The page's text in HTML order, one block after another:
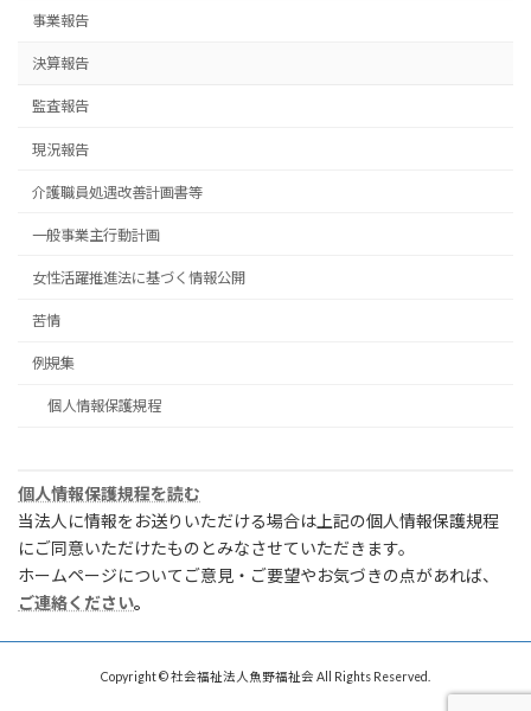
事業報告
決算報告
監査報告
現況報告
介護職員処遇改善計画書等
一般事業主行動計画
女性活躍推進法に基づく情報公開
苦情
例規集
個人情報保護規程
個人情報保護規程を読む
当法人に情報をお送りいただける場合は上記の個人情報保護規程
にご同意いただけたものとみなさせていただきます。
ホームページについてご意見・ご要望やお気づきの点があれば、
ご連絡ください。
Copyright © 社会福祉法人魚野福祉会 All Rights Reserved.